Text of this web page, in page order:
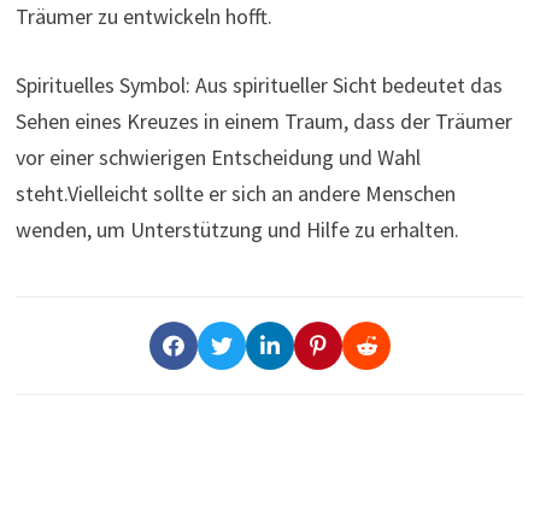
Träumer zu entwickeln hofft.
Spirituelles Symbol: Aus spiritueller Sicht bedeutet das
Sehen eines Kreuzes in einem Traum, dass der Träumer
vor einer schwierigen Entscheidung und Wahl
steht.Vielleicht sollte er sich an andere Menschen
wenden, um Unterstützung und Hilfe zu erhalten.